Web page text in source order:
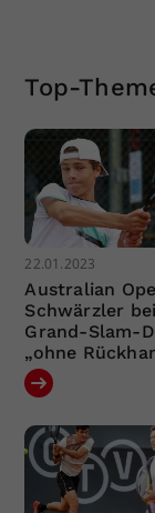
Top-
22.01.2023
Australian
Schwärzler
Grand-Slam-
„ohne